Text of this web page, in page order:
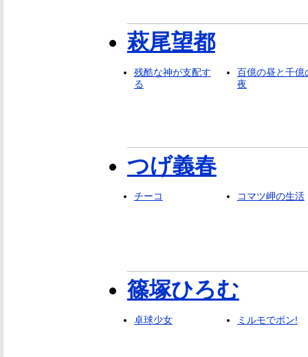
萩尾望都
残酷な神が支配す
る
百億の昼と千億
夜
つげ義春
チーコ コマツ岬の生活
篠塚ひろむ
卓球少女 ミルモでポン!